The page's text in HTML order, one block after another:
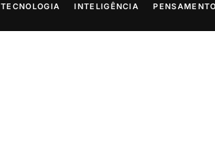
TECNOLOGIA INTELIGÊNCIA PENSAMENTO